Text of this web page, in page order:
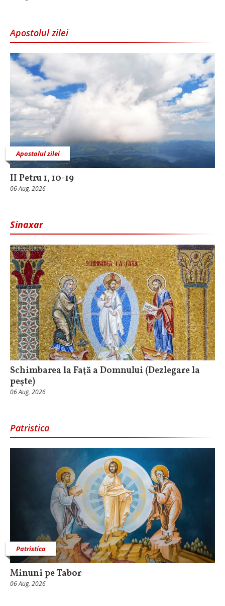
Apostolul zilei
Apostolul zilei
II Petru 1, 10-19
06 Aug, 2026
Sinaxar
Schimbarea la Faţă a Domnului (Dezlegare la
peşte)
06 Aug, 2026
Patristica
Patristica
Minuni pe Tabor
06 Aug, 2026